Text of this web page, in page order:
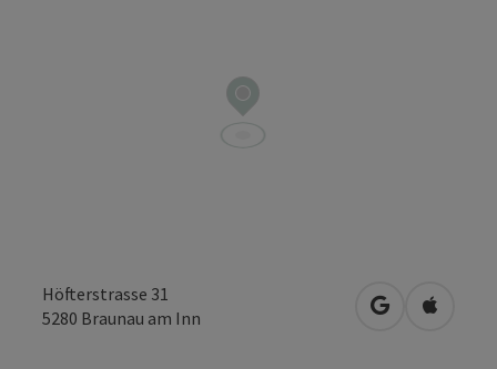
Höfterstrasse 31
5280 Braunau am Inn in Google
in